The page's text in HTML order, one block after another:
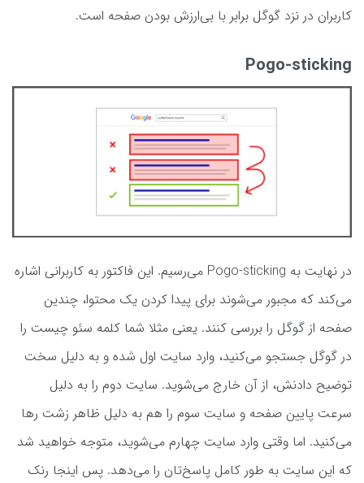
کاربران در نزد گوگل برابر با بی‌ارزش بودن صفحه است.
Pogo-sticking
در نهایت به Pogo-sticking می‌رسیم. این فاکتور به کاربرانی اشاره
می‌کند که مجبور می‌شوند برای پیدا کردن یک محتوا، چندین
صفحه از گوگل را بررسی کنند. یعنی مثلا شما کلمه سئو چیست را
در گوگل جستجو می‌کنید، وارد سایت اول شده و به دلیل سخت
توضیح دادنش، از آن خارج می‌شوید. سایت دوم را به دلیل
سرعت پایین صفحه و سایت سوم را هم به دلیل ظاهر زشت رها
می‌کنید. اما وقتی وارد سایت چهارم می‌شوید، متوجه خواهید شد
که این سایت به طور کامل پاسخ‌تان را می‌دهد. پس اینجا رنک